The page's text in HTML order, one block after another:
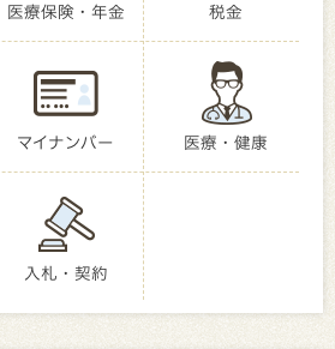
医療保険・年金 税金
マイナンバー 医療・健康
入札・契約